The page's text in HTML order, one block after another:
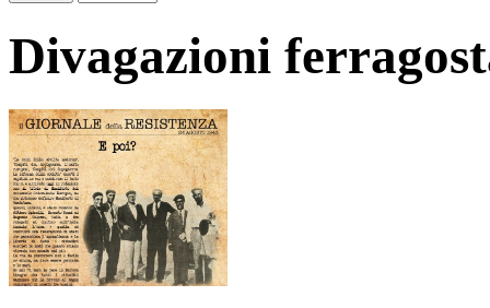
Divagazioni